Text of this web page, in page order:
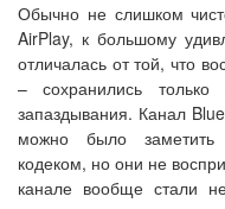
Обычно не слишком
AirPlay, к большому
отличалась от той, что
– сохранились
запаздывания. Канал
можно было заметить
кодеком, но они не
канале вообще стали